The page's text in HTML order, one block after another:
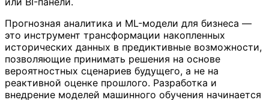
Прогнозная аналитика и ML-модели для бизнеса —
это инструмент трансформации накопленных
исторических данных в предиктивные возможности,
позволяющие принимать решения на основе
вероятностных сценариев будущего, а не на
реактивной оценке прошлого. Разработка и
внедрение моделей машинного обучения начинается